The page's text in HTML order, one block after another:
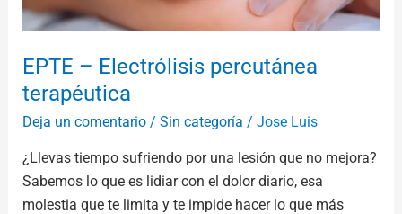
EPTE – Electrólisis percutánea
terapéutica
Deja un comentario / Sin categoría / Jose Luis
¿Llevas tiempo sufriendo por una lesión que no mejora?
Sabemos lo que es lidiar con el dolor diario, esa
molestia que te limita y te impide hacer lo que más